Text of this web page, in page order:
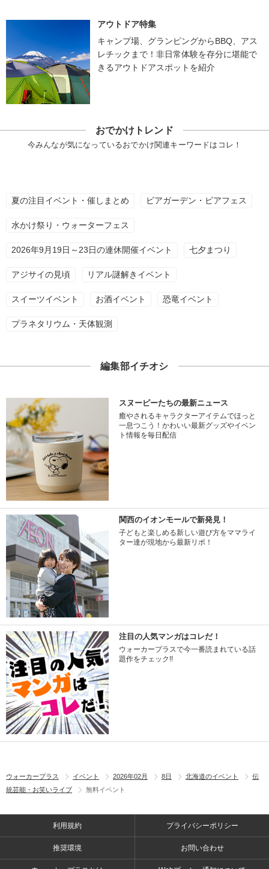
アウトドア特集
キャンプ場、グランピングからBBQ、アス
レチックまで！非日常体験を存分に堪能で
きるアウトドアスポットを紹介
おでかけトレンド
今みんなが気になっているおでかけ関連キーワードはコレ！
夏の注目イベント・催しまとめ ビアガーデン・ビアフェス
水かけ祭り・ウォーターフェス
2026年9月19日～23日の連休開催イベント 七夕まつり
アジサイの見頃 リアル謎解きイベント
スイーツイベント お酒イベント 恐竜イベント
プラネタリウム・天体観測
編集部イチオシ
スヌーピーたちの最新ニュース
癒やされるキャラクターアイテムでほっと
一息つこう！かわいい最新グッズやイベン
ト情報を毎日配信
関西のイオンモールで新発見！
子どもと楽しめる新しい遊び方をママライ
ター達が現地から最新リポ！
注目の人気マンガはコレだ！
ウォーカープラスで今一番読まれている話
題作をチェック!!
ウォーカープラス イベント 2026年02月 8日 北海道のイベント
伝
統芸能・お笑いライブ
無料イベント
利用規約 プライバシーポリシー
推奨環境 お問い合わせ